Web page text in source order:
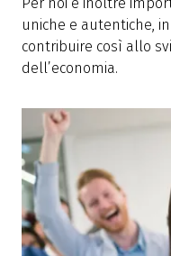
uniche e autentiche,
contribuire così allo
dell’economia.